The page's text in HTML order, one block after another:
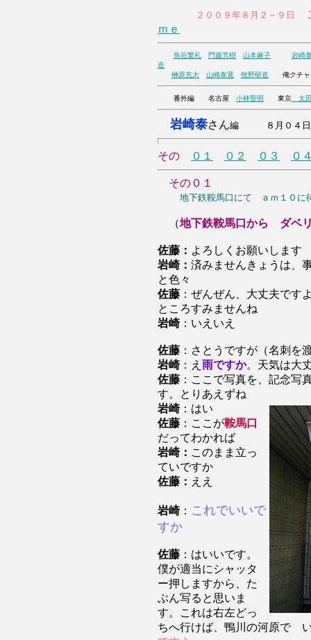
２００９年８月２～９日
ｍｅ
魚谷繁礼 門藤芳樹 山本麻子
岩崎
造
榊原充大
山崎泰寛 牧野研造 俺ク
番外編 名古屋 小林聖明 東京 太
岩崎泰さん編 ８月０４日
その ０１ ０２ ０３ ０
その０１
地下鉄鞍馬口にて ａｍ１０に
（地下鉄鞍馬口から ダベ
佐藤： よろしくお願いします
岩崎： 済みませんきょうは、
と色々
佐藤 ：ぜんぜん、大丈夫です
ところすみませんね
岩崎：いえいえ
佐藤 ：さとうですが（名刺を
岩崎：え 雨ですか。天気は大
佐藤 ：ここで写真を、記念写
す。とりあえずね
岩崎：はい
佐藤 ：ここが鞍馬口
だってわかれば
岩崎： このまま立っ
ていですか
佐藤： ええ
岩崎： これでいいで
すか
佐藤 ：はいいです。
僕が適当にシャッタ
ー押しますから、た
ぶん写ると思いま
す。これは右左どっ
ちへ行けば、鴨川の河原で